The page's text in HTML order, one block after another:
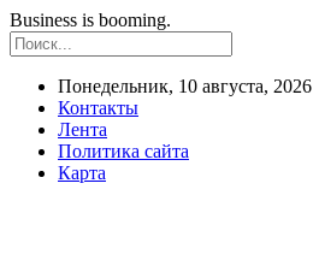
Business is booming.
Понедельник, 10 августа, 2026
Контакты
Лента
Политика сайта
Карта